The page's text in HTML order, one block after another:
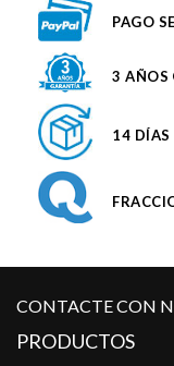
PAGO
3 AÑOS
14 DÍAS
CONTACTE CON
PRODUCTOS